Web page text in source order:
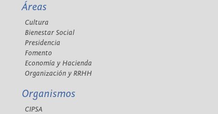
Áreas
Cultura
Bienestar Social
Presidencia
Fomento
Economía y Hacienda
Organización y RRHH
Organismos
CIPSA